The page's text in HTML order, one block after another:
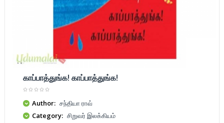
காப்பாத்துங்க! காப்பாத்துங்க!
Author: சந்தியா ராவ்
Category: சிறுவர் இலக்கியம்